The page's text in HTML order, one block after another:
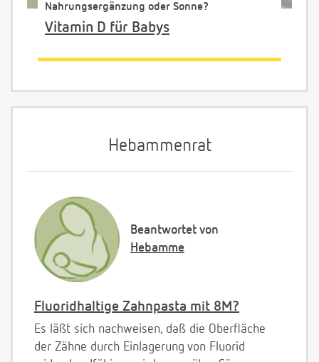
Nahrungsergänzung oder Sonne?
Vitamin D für Babys
Hebammenrat
Beantwortet von
Hebamme
Fluoridhaltige Zahnpasta mit 8M?
Es läßt sich nachweisen, daß die Oberfläche
der Zähne durch Einlagerung von Fluorid